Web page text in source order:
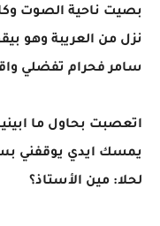
بصيت ناحية الصوت
نزل من العريبة وهو
سامر فحرام تفضلي
اتعصبت بحاول ما
يمسك ايدي يوقفني
لحلا: مين الأستاذ؟